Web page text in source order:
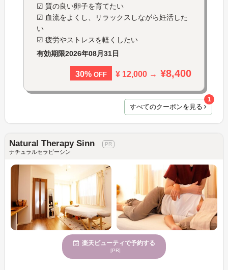
☑ 質の良い卵子を育てたい
☑ 血流をよくし、リラックスしながら妊活した
い
☑ 疲労やストレスを軽くしたい
有効期限2026年08月31日
30% OFF ¥ 12,000 → ¥8,400
すべてのクーポンを見る
1
Natural Therapy Sinn
ナチュラルセラピーシン
楽天ビューティで予約する
[PR]